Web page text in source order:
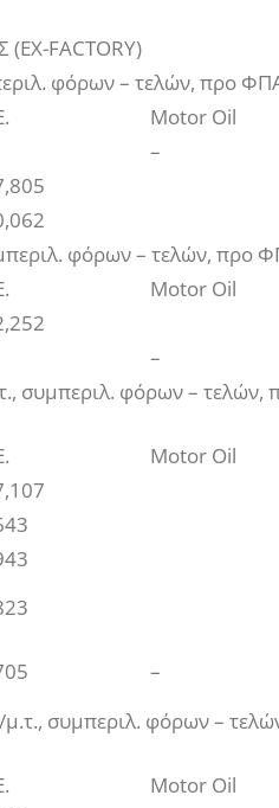
FACTORY)
φόρων – τελών, προ
Motor Oil
–
φόρων – τελών, προ
Motor Oil
–
συμπεριλ. φόρων – τελών,
Motor Oil
–
συμπεριλ. φόρων –
Motor Oil